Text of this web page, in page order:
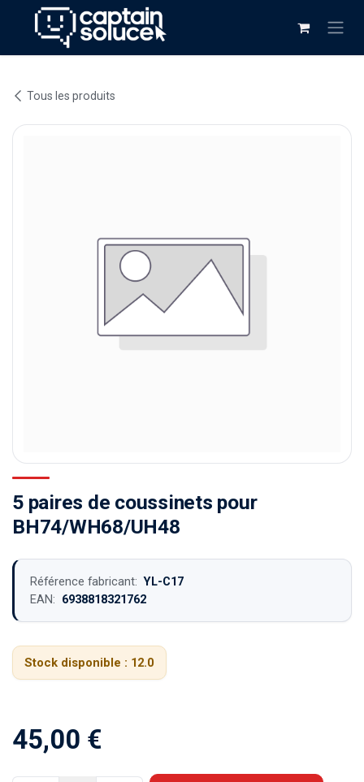
Se rendre au contenu
Tous les produits
5 paires de coussinets pour
BH74/WH68/UH48
Référence fabricant: YL-C17
EAN: 6938818321762
Stock disponible : 12.0
45,00 €